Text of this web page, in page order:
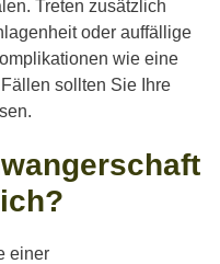
Treten zusätzlich
oder auffällige
wie eine
sollten Sie Ihre
einer